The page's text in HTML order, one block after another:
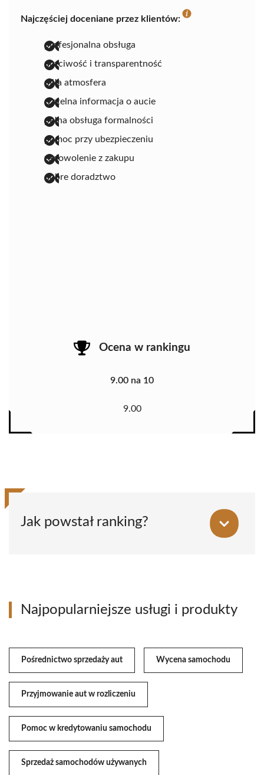
Najczęściej doceniane przez klientów:
profesjonalna obsługa
uczciwość i transparentność
miła atmosfera
rzetelna informacja o aucie
pełna obsługa formalności
pomoc przy ubezpieczeniu
zadowolenie z zakupu
dobre doradztwo
Ocena w rankingu
9.00 na 10
9.00
Jak powstał ranking?
Najpopularniejsze usługi i produkty
Pośrednictwo sprzedaży aut Wycena samochodu
Przyjmowanie aut w rozliczeniu
Pomoc w kredytowaniu samochodu
Sprzedaż samochodów używanych